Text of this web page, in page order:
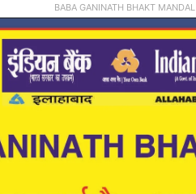
BABA GANINATH BHAKT MANDAL